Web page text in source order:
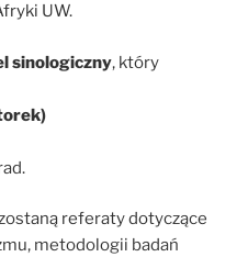
UW.
sinologiczny, który
referaty dotyczące
metodologii badań